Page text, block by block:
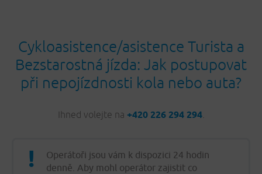
Cykloasistence/asistence Turista a
Bezstarostná jízda: Jak postupovat
při nepojízdnosti kola nebo auta?
Ihned volejte na +420 226 294 294.
Operátoři jsou vám k dispozici 24 hodin
denně. Aby mohl operátor zajistit co